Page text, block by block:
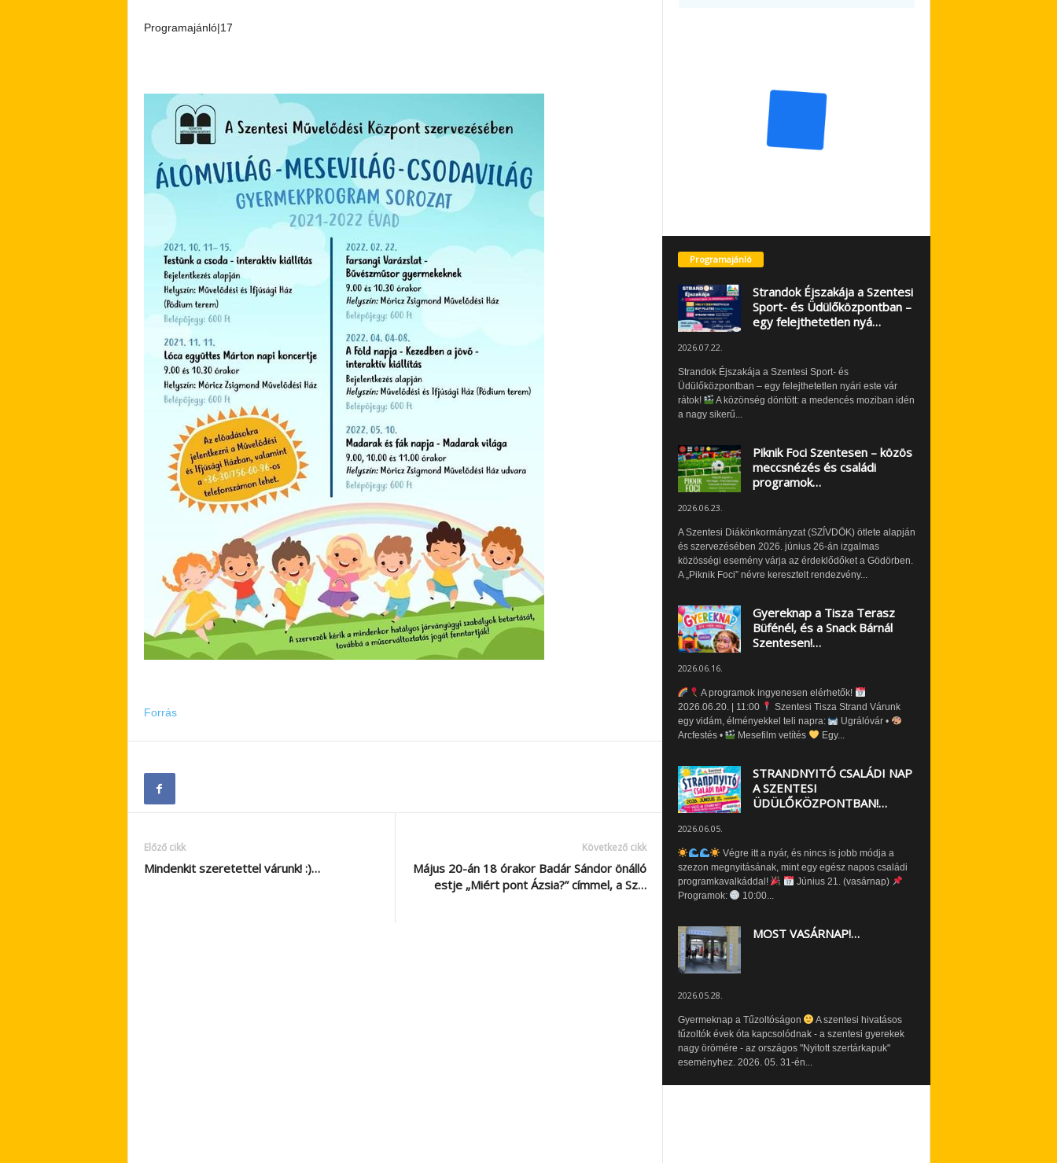
Programajánló|17
Forrás
Előző cikk
Mindenkit szeretettel várunk! :)…
Következő cikk
Május 20-án 18 órakor Badár Sándor önálló
estje „Miért pont Ázsia?” címmel, a Sz…
Programajánló
Strandok Éjszakája a Szentesi
Sport- és Üdülőközpontban –
egy felejthetetlen nyá…
2026.07.22.
Strandok Éjszakája a Szentesi Sport- és
Üdülőközpontban – egy felejthetetlen nyári este vár
rátok!
A közönség döntött: a medencés moziban idén
a nagy sikerű...
Piknik Foci Szentesen – közös
meccsnézés és családi
programok…
2026.06.23.
A Szentesi Diákönkormányzat (SZÍVDÖK) ötlete alapján
és szervezésében 2026. június 26-án izgalmas
közösségi esemény várja az érdeklődőket a Gödörben.
A „Piknik Foci” névre keresztelt rendezvény...
Gyereknap a Tisza Terasz
Büfénél, és a Snack Bárnál
Szentesen!…
2026.06.16.
A programok ingyenesen elérhetők!
2026.06.20. | 11:00
Szentesi Tisza Strand Várunk
egy vidám, élményekkel teli napra:
Ugrálóvár •
Arcfestés •
Mesefilm vetítés Egy...
STRANDNYITÓ CSALÁDI NAP
A SZENTESI
ÜDÜLŐKÖZPONTBAN!…
2026.06.05.
Végre itt a nyár, és nincs is jobb módja a
szezon megnyitásának, mint egy egész napos családi
programkavalkáddal!
Június 21. (vasárnap)
Programok:
10:00...
MOST VASÁRNAP!…
2026.05.28.
Gyermeknap a Tűzoltóságon
A szentesi hivatásos
tűzoltók évek óta kapcsolódnak - a szentesi gyerekek
nagy örömére - az országos "Nyitott szertárkapuk"
eseményhez. 2026. 05. 31-én...